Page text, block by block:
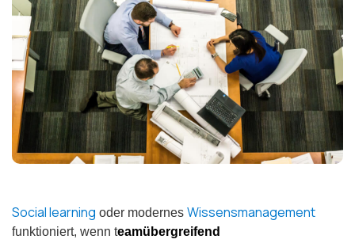
Social learning oder modernes Wissensmanagement
funktioniert, wenn teamübergreifend